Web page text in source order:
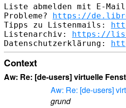
Liste abmelden mit E-
Probleme? https://
Tipps zu Listenmails:
Listenarchiv: https://
Datenschutzerklärung:
Context
Aw: Re: [de-users] virtuelle
Aw: Re: [de-users]
grund